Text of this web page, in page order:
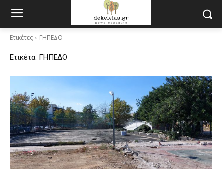
Ετικέτες ΓΗΠΕΔΟ
Ετικέτα: ΓΗΠΕΔΟ